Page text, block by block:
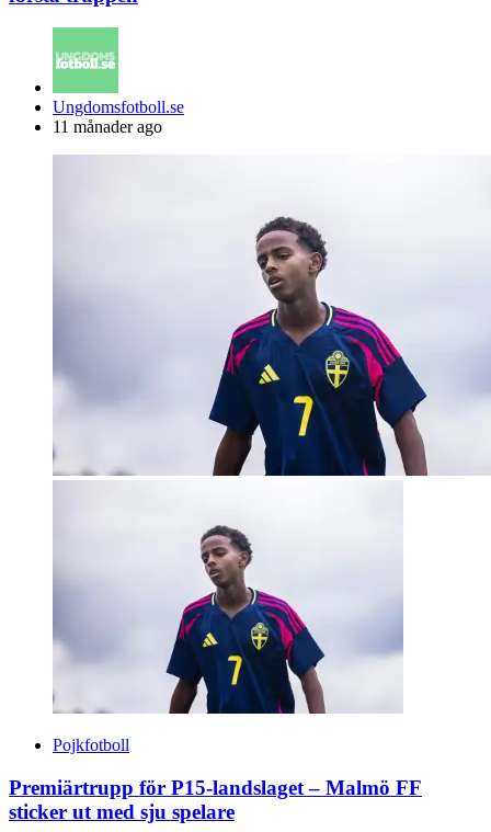
Posted
by
Ungdomsfotboll.se
11 månader ago
Pojkfotboll
Premiärtrupp för P15-landslaget – Malmö FF
sticker ut med sju spelare